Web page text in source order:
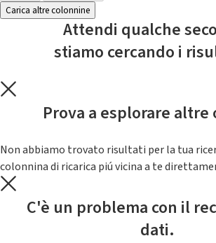
Carica altre colonnine
Attendi qualche
stiamo cercando i
Prova a esplorare altre
Non abbiamo trovato risultati per la tua
colonnina di ricarica piú vicina a te
C'è un problema con il
dati.